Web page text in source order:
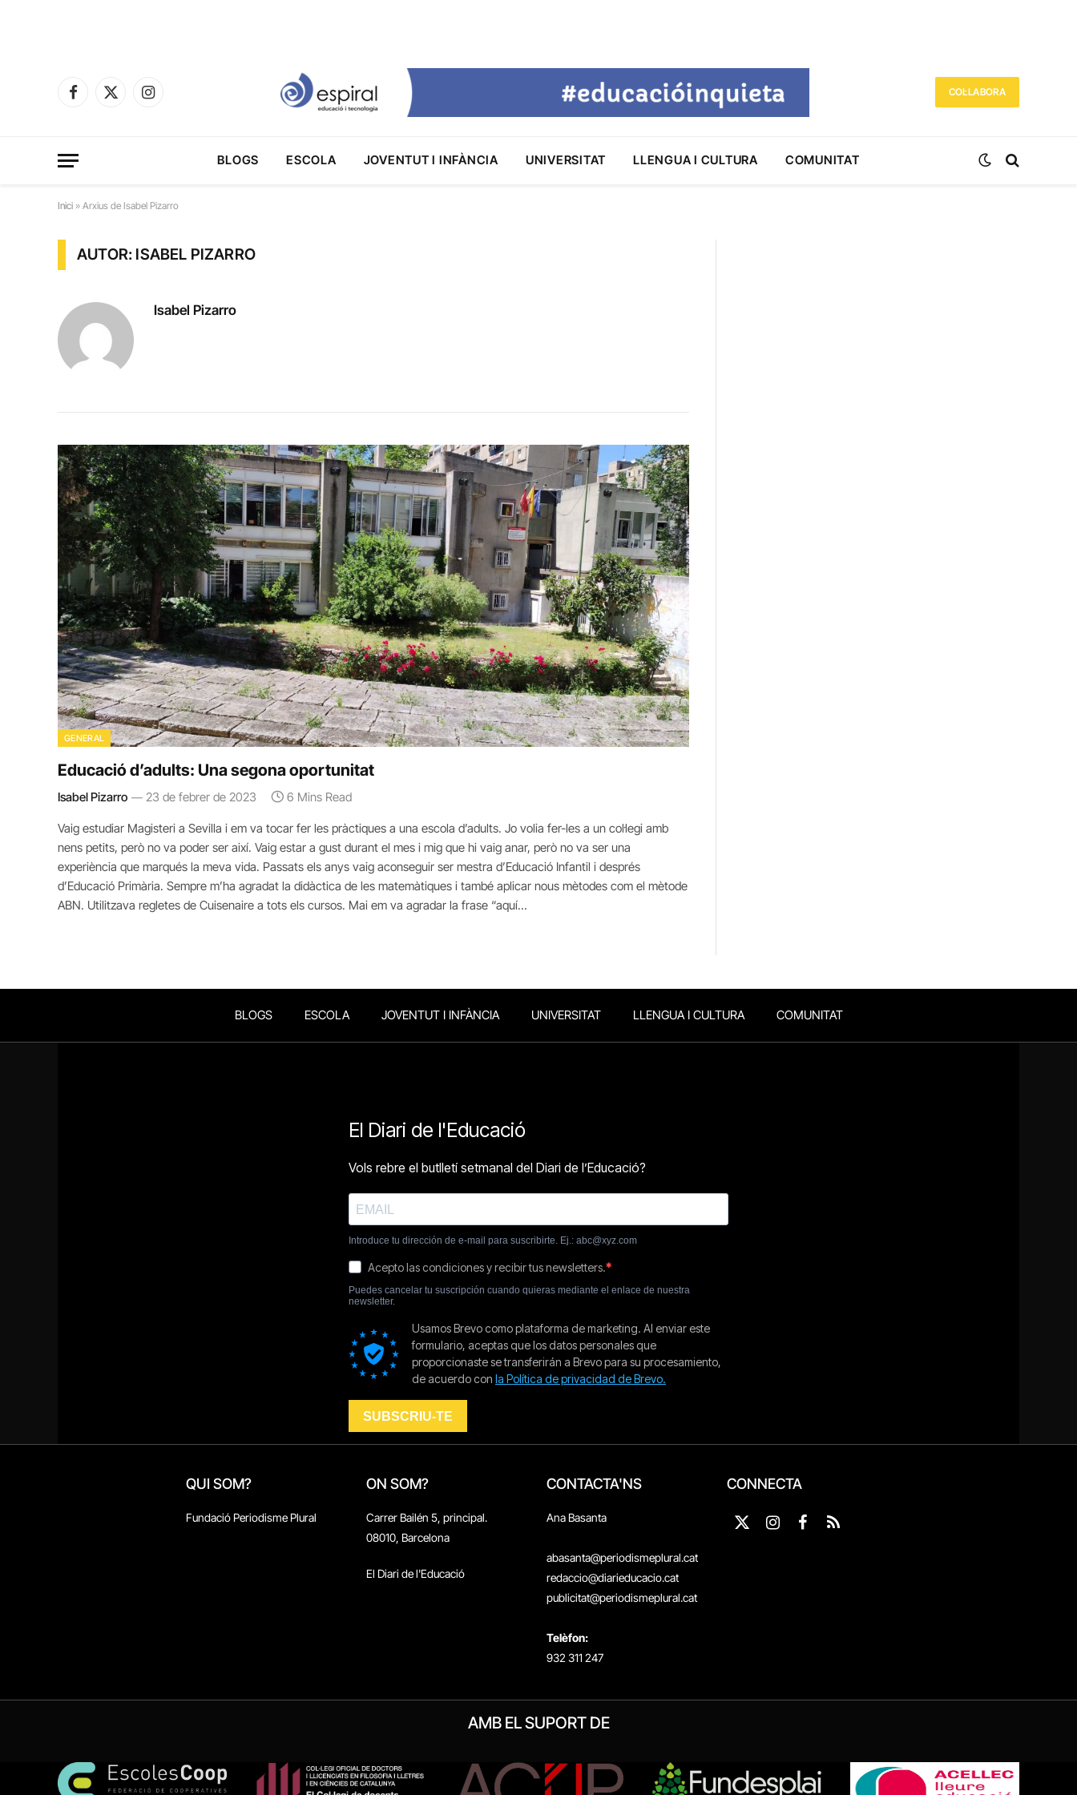
Facebook
X
Instagram
COL·LABORA
BLOGS ESCOLA JOVENTUT I INFÀNCIA UNIVERSITAT LLENGUA I CULTURA COMUNITAT
Inici » Arxius de Isabel Pizarro
AUTOR: ISABEL PIZARRO
Isabel Pizarro
GENERAL
Educació d’adults: Una segona oportunitat
Isabel Pizarro 23 de febrer de 2023 6 Mins Read
Vaig estudiar Magisteri a Sevilla i em va tocar fer les pràctiques a una escola d’adults. Jo volia fer-les a un col·legi amb
nens petits, però no va poder ser així. Vaig estar a gust durant el mes i mig que hi vaig anar, però no va ser una
experiència que marqués la meva vida. Passats els anys vaig aconseguir ser mestra d’Educació Infantil i després
d’Educació Primària. Sempre m’ha agradat la didàctica de les matemàtiques i també aplicar nous mètodes com el mètode
ABN. Utilitzava regletes de Cuisenaire a tots els cursos. Mai em va agradar la frase “aquí…
BLOGS ESCOLA JOVENTUT I INFÀNCIA UNIVERSITAT LLENGUA I CULTURA COMUNITAT
QUI SOM?
Fundació Periodisme Plural
ON SOM?
Carrer Bailén 5, principal.
08010, Barcelona
El Diari de l'Educació
CONTACTA'NS
Ana Basanta
abasanta@periodismeplural.cat
redaccio@diarieducacio.cat
publicitat@periodismeplural.cat
Telèfon:
932 311 247
CONNECTA
X
InstagramFacebook
RSS
AMB EL SUPORT DE